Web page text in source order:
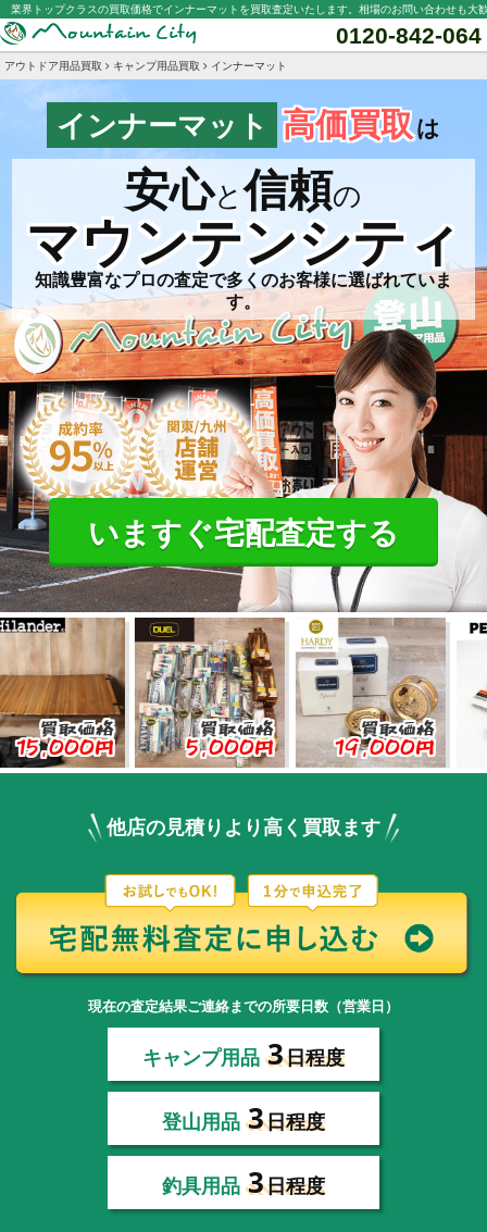
業界トップクラスの買取価格でインナーマットを買取査定いたします。相場のお問い合わせも大
0120-842-064
アウトドア用品買取 キャンプ用品買取 インナーマット
インナーマット 高価買取は
安心と信頼の
マウンテンシティ
知識豊富なプロの査定で多くのお客様に選ばれていま
す。
いますぐ宅配査定する
価格
円
買取価格
5,000円
買取価格
19,000円
他店の見積りより高く買取ます
現在の査定結果ご連絡までの所要日数（営業日）
キャンプ用品 3日程度
登山用品 3日程度
釣具用品 3日程度